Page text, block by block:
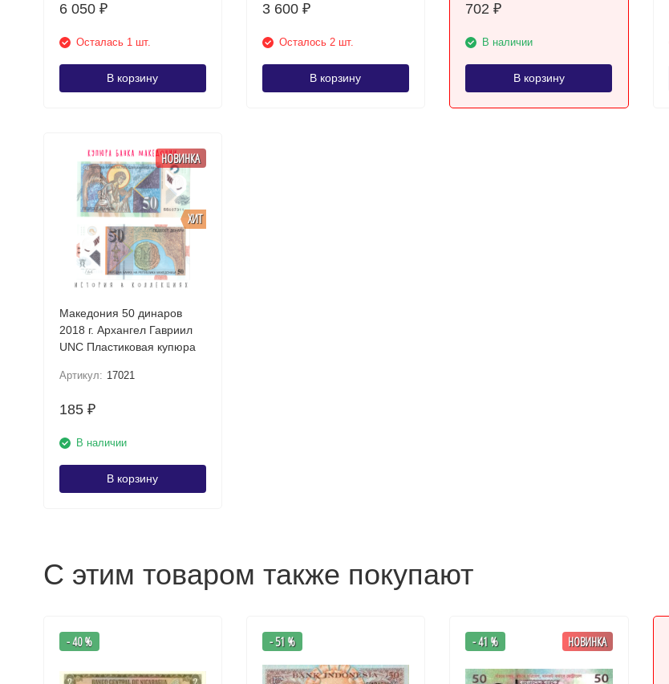
6 050 ₽
Осталась 1 шт.
В корзину
3 600 ₽
Осталось 2 шт.
В корзину
702₽
В наличии
В корзину
ХИТ
НОВИНКА
Македония 50 динаров
2018 г. Архангел Гавриил
UNC Пластиковая купюра
Артикул: 17021
185 ₽
В наличии
В корзину
С этим товаром также покупают
- 40 % - 51 % - 41 % НОВИНКА